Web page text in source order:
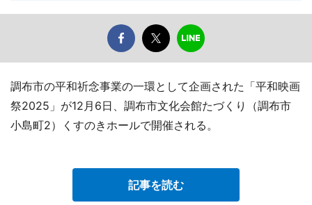
調布市の平和祈念事業の一環として企画された「平和映画
祭2025」が12月6日、調布市文化会館たづくり（調布市
小島町2）くすのきホールで開催される。
記事を読む